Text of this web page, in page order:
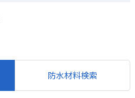
防水材料検索